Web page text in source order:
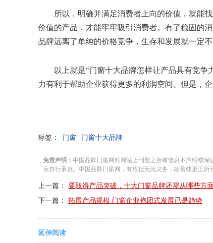
所以，明确并满足消费者上向的价值，就能
价值的产品，才能牢牢吸引消费者。有了稳固的
品牌远离了单纯的价格竞争，生存和发展就一定不
以上就是“门窗十大品牌怎样让产品具有竞
力有利于帮助企业获得更多的利润空间。但是，
标签： 门窗 门窗十大品牌
免责声明： 中国品牌门窗网对网站上刊登之所有信息不声明或
应自行承担。中国品牌门窗网，有权但无此义务，改善或更正所
上一篇：
要取得产品突破，十大门窗品牌还需从哪些方
下一篇：
拓展产品规模 门窗企业抱团式发展已是趋势
延伸阅读